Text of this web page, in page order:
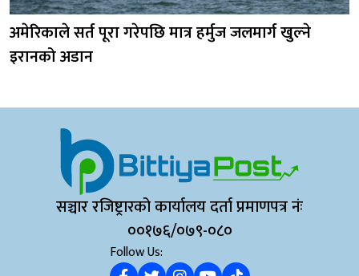
अमेरिकाले सर्त पूरा गरेपछि मात्र हर्मुज जलमार्ग खुल्ने
इरानको अडान
सञ्चार रजिष्ट्रारको कार्यालय दर्ता प्रमाणपत्र नंः
००१७६/०७९-०८०
Follow Us: